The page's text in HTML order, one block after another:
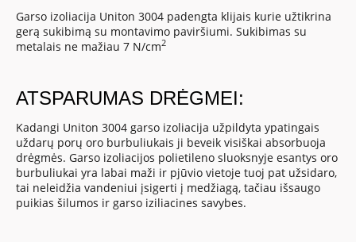
Garso izoliacija Uniton 3004 padengta klijais kurie užtikrina
gerą sukibimą su montavimo paviršiumi. Sukibimas su
metalais ne mažiau 7 N/cm2
ATSPARUMAS DRĖGMEI:
Kadangi Uniton 3004 garso izoliacija užpildyta ypatingais
uždarų porų oro burbuliukais ji beveik visiškai absorbuoja
drėgmės. Garso izoliacijos polietileno sluoksnyje esantys oro
burbuliukai yra labai maži ir pjūvio vietoje tuoj pat užsidaro,
tai neleidžia vandeniui įsigerti į medžiagą, tačiau išsaugo
puikias šilumos ir garso iziliacines savybes.